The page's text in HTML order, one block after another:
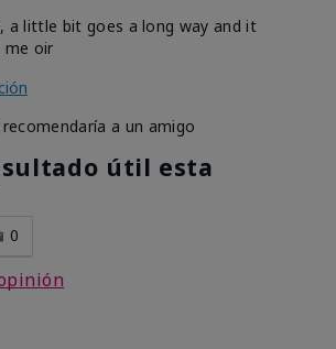
a little bit goes a long way and it
me oir
recomendaría a un amigo
útil esta
0